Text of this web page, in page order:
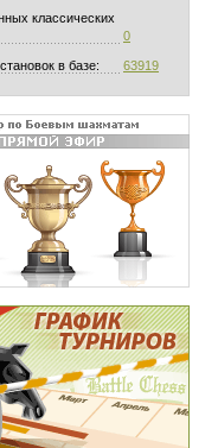
классических
0
в базе: 63919